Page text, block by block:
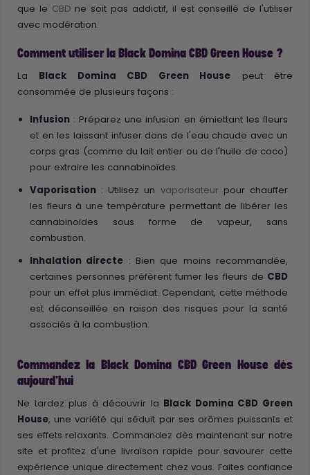
que le CBD ne soit pas addictif, il est conseillé de l'utiliser
avec modération.
Comment utiliser la Black Domina CBD Green House ?
La Black Domina CBD Green House peut être
consommée de plusieurs façons :
Infusion : Préparez une infusion en émiettant les fleurs
et en les laissant infuser dans de l'eau chaude avec un
corps gras (comme du lait entier ou de l'huile de coco)
pour extraire les cannabinoïdes.
Vaporisation : Utilisez un vaporisateur pour chauffer
les fleurs à une température permettant de libérer les
cannabinoïdes sous forme de vapeur, sans
combustion.
Inhalation directe : Bien que moins recommandée,
certaines personnes préfèrent fumer les fleurs de CBD
pour un effet plus immédiat. Cependant, cette méthode
est déconseillée en raison des risques pour la santé
associés à la combustion.
Commandez la Black Domina CBD Green House dès
aujourd'hui
Ne tardez plus à découvrir la Black Domina CBD Green
House, une variété qui séduit par ses arômes puissants et
ses effets relaxants. Commandez dès maintenant sur notre
site et profitez d'une livraison rapide pour savourer cette
expérience unique directement chez vous. Faites confiance